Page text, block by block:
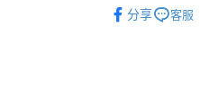
分享
客服